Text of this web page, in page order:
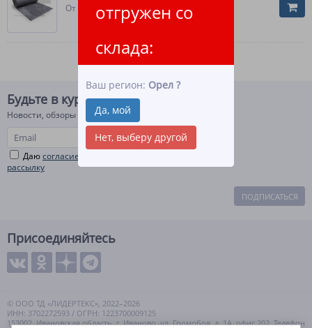
отгружен со
склада:
Ваш регион: Орел ?
Да, мой
Нет, выберу другой
От 26.10руб.
Будьте в курсе!
Новости, обзоры и акции
Даюсогласие на рекламную и информационную
рассылку
ПОДПИСАТЬСЯ
Присоединяйтесь
© ООО ТД «ЛИДЕРТЕКС», 2022–2026
ИНН: 3702272593 / ОГРН: 1223700009125
153002, Ивановская область, г. Иваново, ул. Громобоя, д. 1А, офис 202. Телефон